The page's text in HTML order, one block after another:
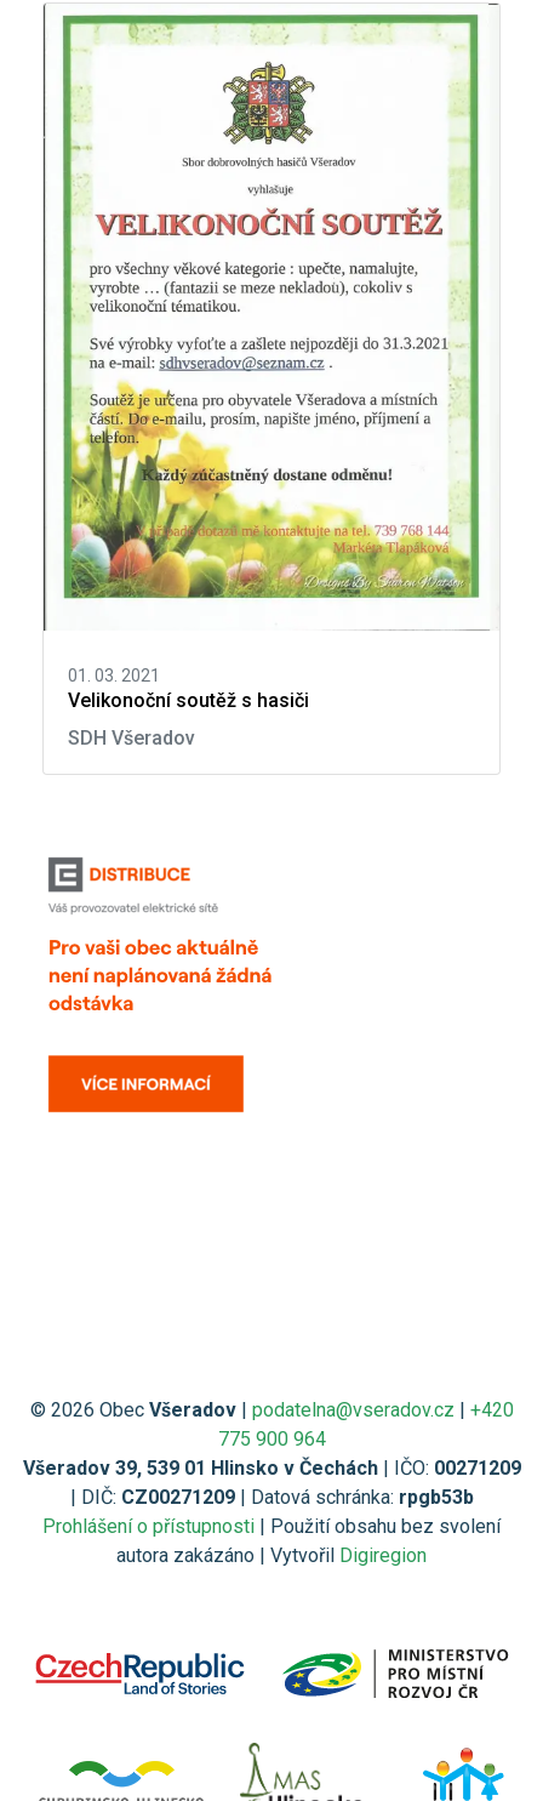
01. 03. 2021
Velikonoční soutěž s hasiči
SDH Všeradov
© 2026 Obec Všeradov| podatelna@vseradov.cz | +420
775 900 964
Všeradov 39, 539 01 Hlinsko v Čechách| IČO: 00271209
| DIČ: CZ00271209| Datová schránka: rpgb53b
Prohlášení o přístupnosti | Použití obsahu bez svolení
autora zakázáno | Vytvořil Digiregion